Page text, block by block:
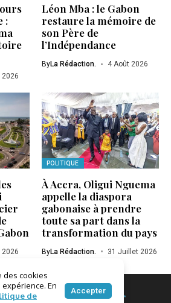
:
2026
Léon Mba : le Gabon
restaure la mémoire de
son Père de
l’Indépendance
ByLa Rédaction. 4 Août 2026
2026
POLITIQUE
À Accra, Oligui Nguema
appelle la diaspora
gabonaise à prendre
toute sa part dans la
transformation du pays
ByLa Rédaction. 31 Juillet 2026
des cookies
En
de
Accepter